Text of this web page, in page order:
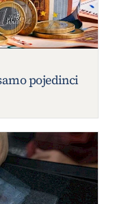
pojedinci